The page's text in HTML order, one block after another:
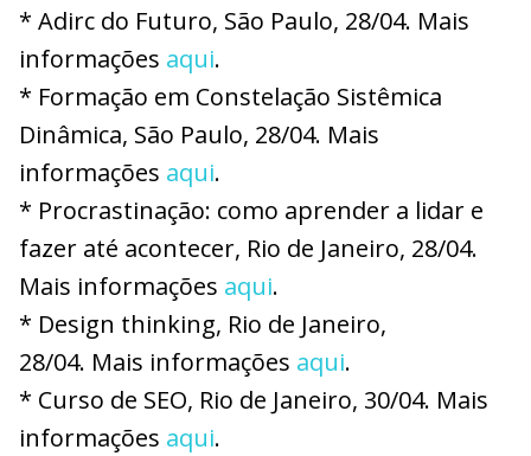
* Adirc do Futuro, São Paulo, 28/04. Mais
informações aqui.
* Formação em Constelação Sistêmica
Dinâmica, São Paulo, 28/04. Mais
informações aqui.
* Procrastinação: como aprender a lidar e
fazer até acontecer, Rio de Janeiro, 28/04.
Mais informações aqui.
* Design thinking, Rio de Janeiro,
28/04. Mais informações aqui.
* Curso de SEO, Rio de Janeiro, 30/04. Mais
informações aqui.